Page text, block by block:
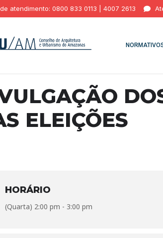
atendimento: 0800 833 0113 | 4007 2613
ELEIÇÕES
HORÁRIO
(Quarta) 2:00 pm - 3:00 pm